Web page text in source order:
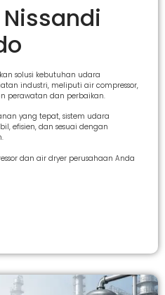
Nissandi
solusi kebutuhan udara
industri, meliputi air compressor,
perawatan dan perbaikan.
yang tepat, sistem udara
efisien, dan sesuai dengan
dan air dryer perusahaan Anda